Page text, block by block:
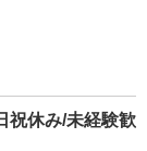
祝休み/未経験歓